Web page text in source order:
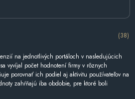
(38)
na jednotlivých portáloch v nasledujúcich
vyvíjal počet hodnotení firmy v rôznych
porovnať ich podiel aj aktivitu používateľov na
zahŕňajú iba obdobie, pre ktoré boli